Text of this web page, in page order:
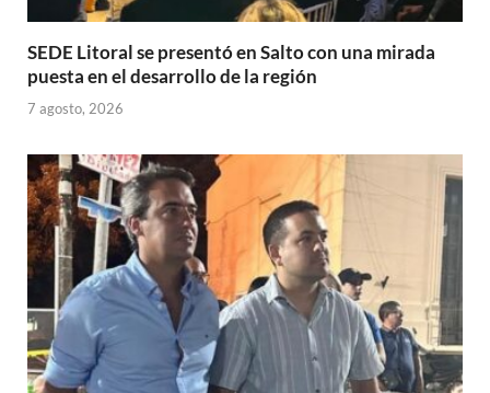
SEDE Litoral se presentó en Salto con una mirada
puesta en el desarrollo de la región
7 agosto, 2026